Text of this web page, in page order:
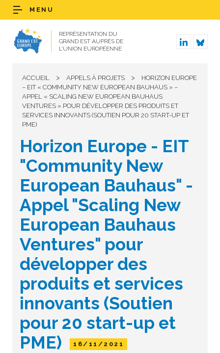
REPRÉSENTATION DU
GRAND EST AUPRÈS DE
L’UNION EUROPÉENNE
MENU
ACCUEIL > APPELS À PROJETS >
HORIZON EUROPE
– EIT « COMMUNITY NEW EUROPEAN BAUHAUS » –
APPEL « SCALING NEW EUROPEAN BAUHAUS
VENTURES » POUR DÉVELOPPER DES PRODUITS ET
SERVICES INNOVANTS (SOUTIEN POUR 20 START-UP ET
PME)
Horizon Europe - EIT
"Community New
European Bauhaus" -
Appel "Scaling New
European Bauhaus
Ventures" pour
développer des
produits et services
innovants (Soutien
pour 20 start-up et
PME)
16/11/2021